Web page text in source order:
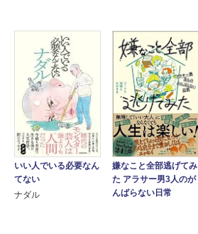
いい人でいる必要なん
てない
ナダル
嫌なこと全部逃げてみ
た アラサー男3人のが
んばらない日常